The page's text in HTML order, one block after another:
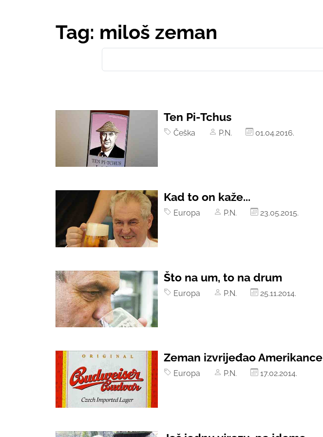
Tag: miloš zeman
Ten Pi-Tchus
Češka P.N. 01.04.2016.
Kad to on kaže...
Europa P.N. 23.05.2015.
Što na um, to na drum
Europa P.N. 25.11.2014.
Zeman izvrijeđao Amerikance
Europa P.N. 17.02.2014.